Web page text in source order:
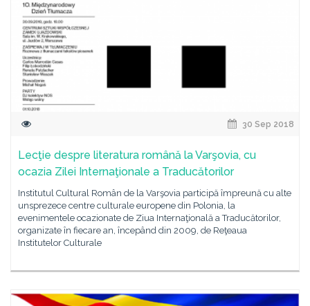
30 Sep 2018
Lecţie despre literatura română la Varşovia, cu
ocazia Zilei Internaţionale a Traducătorilor
Institutul Cultural Român de la Varşovia participă împreună cu alte
unsprezece centre culturale europene din Polonia, la
evenimentele ocazionate de Ziua Internaţională a Traducătorilor,
organizate în fiecare an, începând din 2009, de Reţeaua
Institutelor Culturale